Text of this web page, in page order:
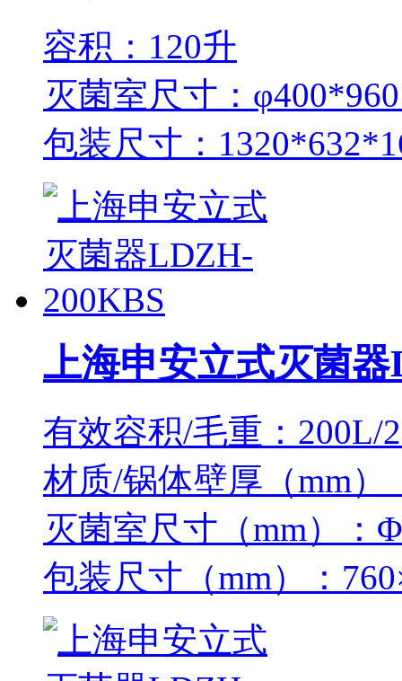
容积：120升
灭菌室尺寸：
包装尺寸：
上海申安立式灭菌
有效容积/毛重：200L/
材质/锅体壁厚（mm）
灭菌室尺寸（mm）：
包装尺寸（mm）：